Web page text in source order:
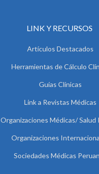
LINK Y RECURSOS
Artículos Destacados
Herramientas de Cálculo
Guías Clínicas
Link a Revistas Médicas
Organizaciones Médicas/ Salud
Organizaciones
Sociedades Médicas